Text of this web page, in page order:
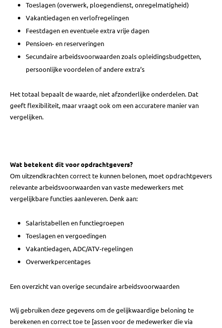
Toeslagen (overwerk, ploegendienst, onregelmatigheid)
Vakantiedagen en verlofregelingen
Feestdagen en eventuele extra vrije dagen
Pensioen- en reserveringen
Secundaire arbeidsvoorwaarden zoals opleidingsbudgetten,
persoonlijke voordelen of andere extra’s
Het totaal bepaalt de waarde, niet afzonderlijke onderdelen. Dat
geeft flexibiliteit, maar vraagt ook om een accuratere manier van
vergelijken.
Wat betekent dit voor opdrachtgevers?
Om uitzendkrachten correct te kunnen belonen, moet opdrachtgevers
relevante arbeidsvoorwaarden van vaste medewerkers met
vergelijkbare functies aanleveren. Denk aan:
Salaristabellen en functiegroepen
Toeslagen en vergoedingen
Vakantiedagen, ADC/ATV-regelingen
Overwerkpercentages
Een overzicht van overige secundaire arbeidsvoorwaarden
Wij gebruiken deze gegevens om de gelijkwaardige beloning te
berekenen en correct toe te [assen voor de medewerker die via